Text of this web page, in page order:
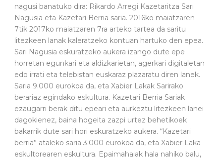
nagusi banatuko dira: Rikardo Arregi Kazetaritza Sari
Nagusia eta Kazetari Berria saria. 2016ko maiatzaren
7tik 2017ko maiatzaren 7ra arteko tartea da saritu
litezkeen lanak kaleratzeko kontuan hartuko den epea.
Sari Nagusia eskuratzeko aukera izango dute epe
horretan egunkari eta aldizkarietan, agerkari digitaletan
edo irrati eta telebistan euskaraz plazaratu diren lanek.
Saria 9.000 eurokoa da, eta Xabier Lakak Sarirako
berariaz egindako eskultura. Kazetari Berria Sariak
ezaugarri berak ditu epeari eta aurkeztu litezkeen lanei
dagokienez, baina hogeita zazpi urtez behetikoek
bakarrik dute sari hori eskuratzeko aukera. “Kazetari
berria” ataleko saria 3.000 eurokoa da, eta Xabier Laka
eskultorearen eskultura. Epaimahaiak hala nahiko balu,